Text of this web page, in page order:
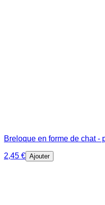
Breloque en forme de chat -
2,45 € Ajouter